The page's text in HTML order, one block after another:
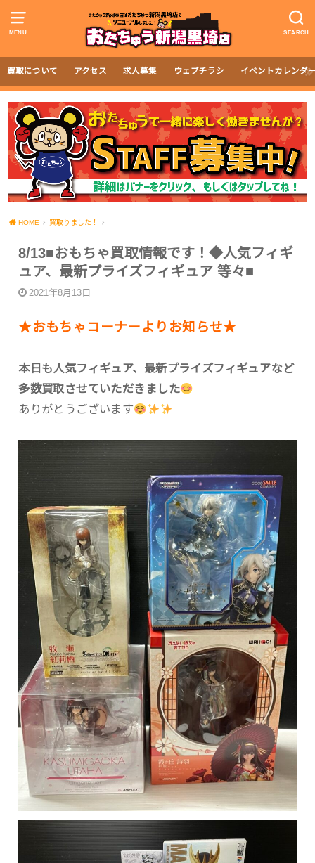
MENU SEARCH
買取について アクセス 求人募集 ウェブチラシ イベントカレンダ
HOME 買取りました！
8/13■おもちゃ買取情報です！◆人気フィギ
ュア、最新プライズフィギュア 等々■
2021年8月13日
★おもちゃコーナーよりお知らせ★
本日も人気フィギュア、最新プライズフィギュアなど
多数買取させていただきました
ありがとうございます